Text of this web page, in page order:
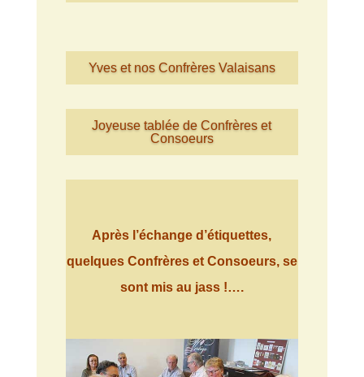
Yves et nos Confrères Valaisans
Joyeuse tablée de Confrères et
Consoeurs
Après l’échange d’étiquettes,
quelques Confrères et Consoeurs, se
sont mis au jass !….